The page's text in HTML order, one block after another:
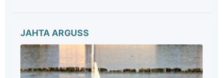
JAHTA ARGUSS